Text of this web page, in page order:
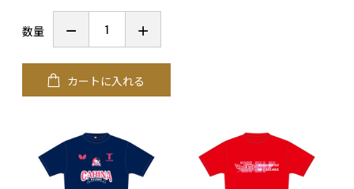
数量
カートに入れる